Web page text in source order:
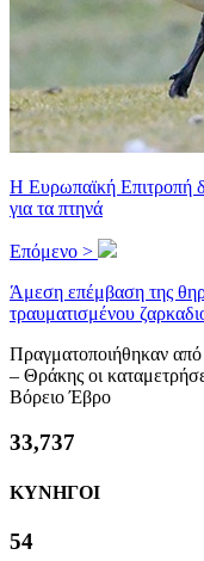
Η Ευρωπαϊκή Επιτροπή
για τα πτηνά
Επόμενο >
Άμεση επέμβαση της
τραυματισμένου
Πραγματοποιήθηκαν
– Θράκης οι
Βόρειο Έβρο
38,549
ΚΥΝΗΓΟΙ
61